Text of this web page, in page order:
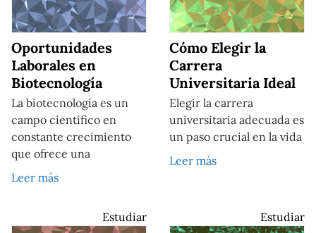
Oportunidades
Laborales en
Biotecnología
La biotecnología es un
campo científico en
constante crecimiento
que ofrece una
Leer más
Cómo Elegir la
Carrera
Universitaria Ideal
Elegir la carrera
universitaria adecuada es
un paso crucial en la vida
Leer más
Estudiar Estudiar